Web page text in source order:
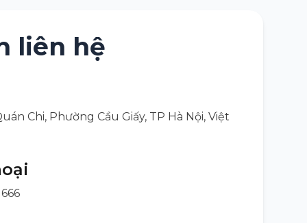
liên hệ
Chi, Phường Cầu Giấy, TP Hà Nội, Việt